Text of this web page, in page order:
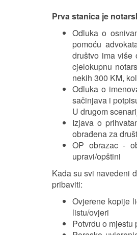
Prva stanica je
Odluka o
pomoću
društvo ima više
cjelokupnu
nekih 300 KM,
Odluka o
sačinjava i
U drugom
Izjava o
obrađena za
OP obrazac -
upravi/opštini
Kada su svi navedeni
pribaviti:
Ovjerene kopije
listu/ovjeri
Potvrdu o mjestu